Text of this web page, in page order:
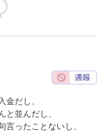
金だし、
と並んだし、
ったことないし、